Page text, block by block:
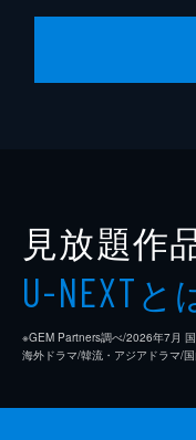
見放題作
U-NEXTと
※GEM Partners調べ/2026年7⽉
海外ドラマ/韓流・アジアドラマ/